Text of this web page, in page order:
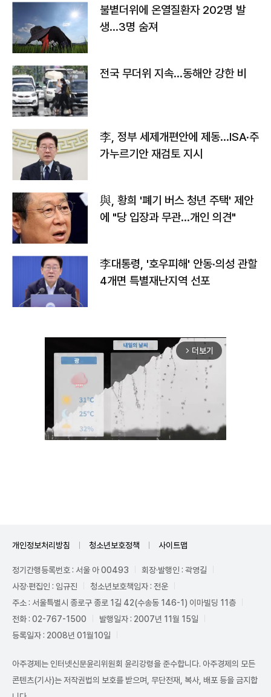
불볕더위에 온열질환자 202명 발
생…3명 숨져
전국 무더위 지속…동해안 강한 비
李, 정부 세제개편안에 제동…ISA·주
가누르기안 재검토 지시
與, 황희 '폐기 버스 청년 주택' 제안
에 "당 입장과 무관…개인 의견"
李대통령, '호우피해' 안동·의성 관할
4개면 특별재난지역 선포
arrow_forward_ios 더보기
개인정보처리방침 청소년보호정책 사이트맵
정기간행등록번호 : 서울 아 00493
회장·발행인 : 곽영길
사장·편집인 : 임규진
청소년보호책임자 : 전운
주소 : 서울특별시 종로구 종로 1길 42(수송동 146-1) 이마빌딩 11층
전화 : 02-767-1500
발행일자 : 2007년 11월 15일
등록일자 : 2008년 01월10일
아주경제는 인터넷신문윤리위원회 윤리강령을 준수합니다. 아주경제의 모든
콘텐츠(기사)는 저작권법의 보호를 받으며, 무단전재, 복사, 배포 등을 금지합